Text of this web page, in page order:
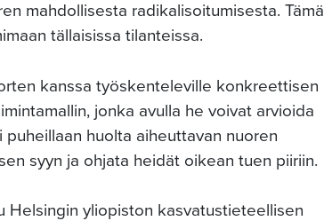
mahdollisesta radikalisoitumisesta. Tämä
tällaisissa tilanteissa.
kanssa työskenteleville konkreettisen
jonka avulla he voivat arvioida
puheillaan huolta aiheuttavan nuoren
syyn ja ohjata heidät oikean tuen piiriin.
Helsingin yliopiston kasvatustieteellisen